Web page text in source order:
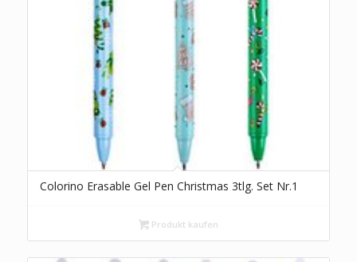
Colorino Erasable Gel Pen Christmas 3tlg. Set Nr.1
Produkt kaufen